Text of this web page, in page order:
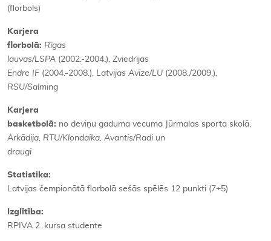
(florbols)
Karjera
florbolā: Rīgas
lauvas/LSPA (2002.-2004.), Zviedrijas
Endre IF (2004.-2008.), Latvijas Avīze/LU (2008./2009.),
RSU/Salming
Karjera
basketbolā: no deviņu gaduma vecuma Jūrmalas sporta skolā,
Arkādija, RTU/Klondaika, Avantis/Radi un
draugi
Statistika:
Latvijas čempionātā florbolā sešās spēlēs 12 punkti (7+5)
Izglītība:
RPIVA 2. kursa studente